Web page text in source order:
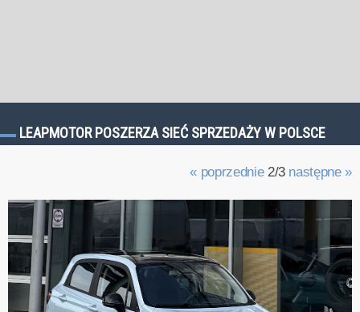
LEAPMOTOR POSZERZA SIEĆ SPRZEDAŻY W POLSCE
« poprzednie2/3 następne »